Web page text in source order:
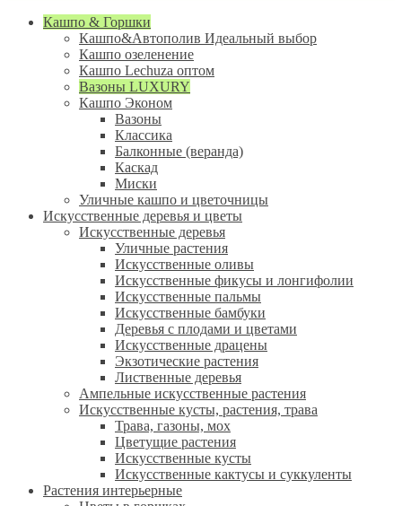
Кашпо & Горшки
Кашпо&Автополив Идеальный выбор
Кашпо озеленение
Кашпо Lechuza оптом
Вазоны LUXURY
Кашпо Эконом
Вазоны
Классика
Балконные (веранда)
Каскад
Миски
Уличные кашпо и цветочницы
Искусственные деревья и цветы
Искусственные деревья
Уличные растения
Искусственные оливы
Искусственные фикусы и лонгифолии
Искусственные пальмы
Искусственные бамбуки
Деревья с плодами и цветами
Искусственные драцены
Экзотические растения
Лиственные деревья
Ампельные искусственные растения
Искусственные кусты, растения, трава
Трава, газоны, мох
Цветущие растения
Искусственные кусты
Искусственные кактусы и суккуленты
Растения интерьерные